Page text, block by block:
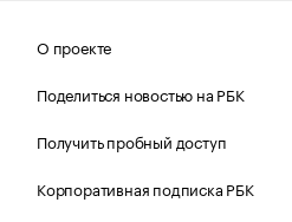
О проекте
Поделиться новостью на РБК
Получить пробный доступ
Корпоративная подписка РБК